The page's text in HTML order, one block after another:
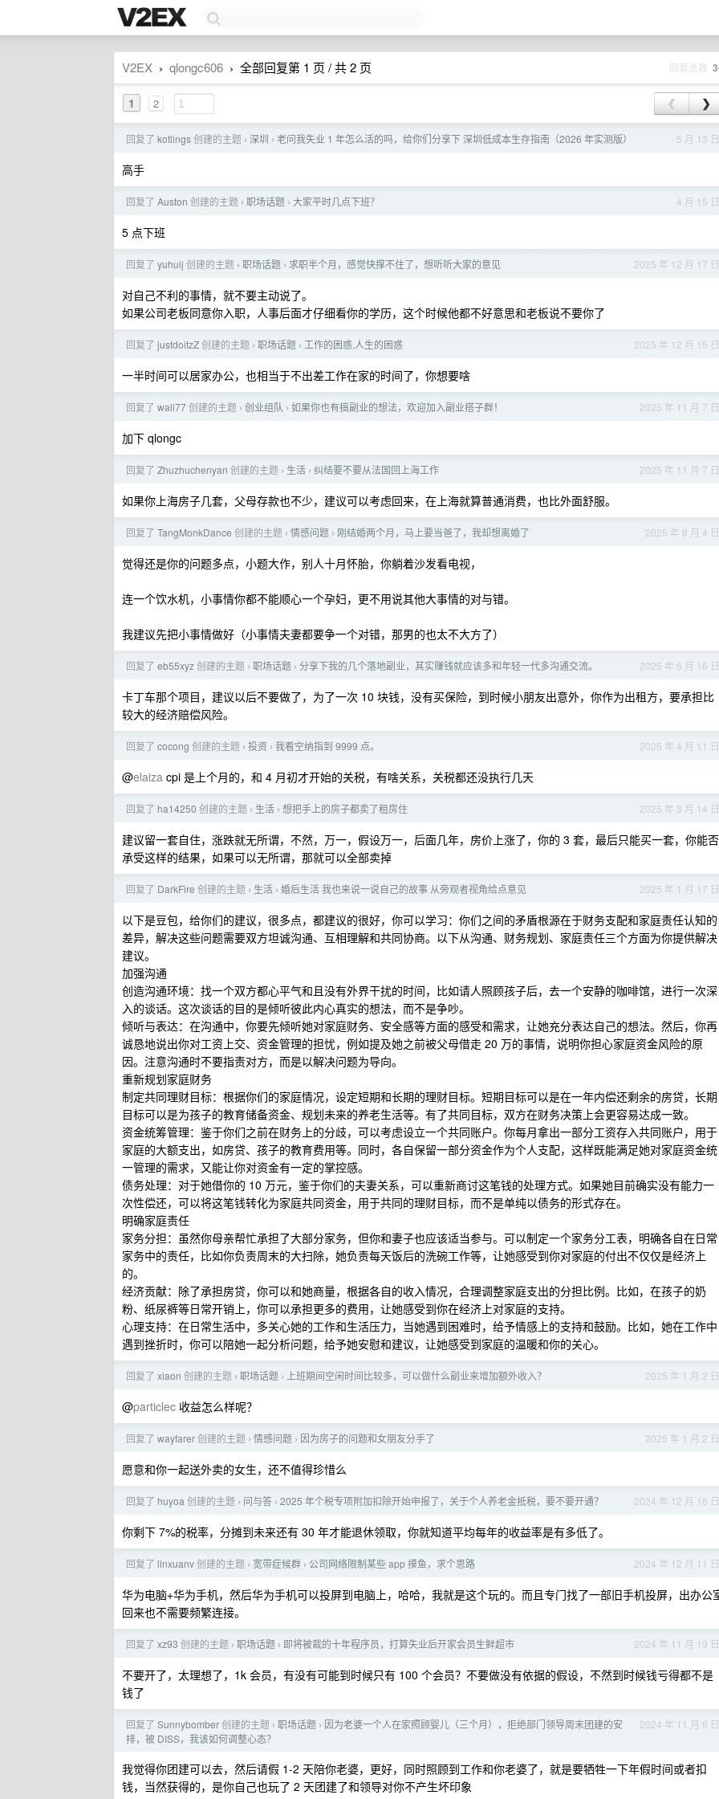
V2EX › qlongc606 › 全部回复第 1 页 / 共 2 页 回复总数
1 2 ❮ ❯
5 月 13 日
回复了 kotlings创建的主题 › 深圳 › 老问我失业 1 年怎么活的吗，给你们分享下 深圳低成本生存指南（2026 年实测版）
高手
4 月 15 日
回复了 Auston 创建的主题 › 职场话题 › 大家平时几点下班？
5 点下班
2025 年 12 月 17 日
回复了 yuhuij 创建的主题 › 职场话题 › 求职半个月，感觉快撑不住了，想听听大家的意见
对自己不利的事情，就不要主动说了。
如果公司老板同意你入职，人事后面才仔细看你的学历，这个时候他都不好意思和老板说不要你了
2025 年 12 月 15 日
回复了 justdoitzZ创建的主题 › 职场话题 › 工作的困惑,人生的困惑
一半时间可以居家办公，也相当于不出差工作在家的时间了，你想要啥
2025 年 11 月 7 日
回复了 wali77创建的主题 › 创业组队 › 如果你也有搞副业的想法，欢迎加入副业搭子群！
加下 qlongc
2025 年 11 月 7 日
回复了 Zhuzhuchenyan 创建的主题 › 生活 › 纠结要不要从法国回上海工作
如果你上海房子几套，父母存款也不少，建议可以考虑回来，在上海就算普通消费，也比外面舒服。
2025 年 8 月 4 日
回复了 TangMonkDance 创建的主题 › 情感问题 › 刚结婚两个月，马上要当爸了，我却想离婚了
觉得还是你的问题多点，小题大作，别人十月怀胎，你躺着沙发看电视，
连一个饮水机，小事情你都不能顺心一个孕妇，更不用说其他大事情的对与错。
我建议先把小事情做好（小事情夫妻都要争一个对错，那男的也太不大方了）
2025 年 6 月 16 日
回复了 eb55xyz创建的主题 › 职场话题 › 分享下我的几个落地副业，其实赚钱就应该多和年轻一代多沟通交流。
卡丁车那个项目，建议以后不要做了，为了一次 10 块钱，没有买保险，到时候小朋友出意外，你作为出租方，要承担比
较大的经济赔偿风险。
2025 年 4 月 11 日
回复了 cocong 创建的主题 › 投资 › 我看空纳指到 9999 点。
@elaiza cpi 是上个月的，和 4 月初才开始的关税，有啥关系，关税都还没执行几天
2025 年 3 月 14 日
回复了 ha14250 创建的主题 › 生活 › 想把手上的房子都卖了租房住
建议留一套自住，涨跌就无所谓，不然，万一，假设万一，后面几年，房价上涨了，你的 3 套，最后只能买一套，你能否
承受这样的结果，如果可以无所谓，那就可以全部卖掉
2025 年 1 月 17 日
回复了 DarkFire 创建的主题 › 生活 › 婚后生活 我也来说一说自己的故事 从旁观者视角给点意见
以下是豆包，给你们的建议，很多点，都建议的很好，你可以学习：你们之间的矛盾根源在于财务支配和家庭责任认知的
差异，解决这些问题需要双方坦诚沟通、互相理解和共同协商。以下从沟通、财务规划、家庭责任三个方面为你提供解决
建议。
加强沟通
创造沟通环境：找一个双方都心平气和且没有外界干扰的时间，比如请人照顾孩子后，去一个安静的咖啡馆，进行一次深
入的谈话。这次谈话的目的是倾听彼此内心真实的想法，而不是争吵。
倾听与表达：在沟通中，你要先倾听她对家庭财务、安全感等方面的感受和需求，让她充分表达自己的想法。然后，你再
诚恳地说出你对工资上交、资金管理的担忧，例如提及她之前被父母借走 20 万的事情，说明你担心家庭资金风险的原
因。注意沟通时不要指责对方，而是以解决问题为导向。
重新规划家庭财务
制定共同理财目标：根据你们的家庭情况，设定短期和长期的理财目标。短期目标可以是在一年内偿还剩余的房贷，长期
目标可以是为孩子的教育储备资金、规划未来的养老生活等。有了共同目标，双方在财务决策上会更容易达成一致。
资金统筹管理：鉴于你们之前在财务上的分歧，可以考虑设立一个共同账户。你每月拿出一部分工资存入共同账户，用于
家庭的大额支出，如房贷、孩子的教育费用等。同时，各自保留一部分资金作为个人支配，这样既能满足她对家庭资金统
一管理的需求，又能让你对资金有一定的掌控感。
债务处理：对于她借你的 10 万元，鉴于你们的夫妻关系，可以重新商讨这笔钱的处理方式。如果她目前确实没有能力一
次性偿还，可以将这笔钱转化为家庭共同资金，用于共同的理财目标，而不是单纯以债务的形式存在。
明确家庭责任
家务分担：虽然你母亲帮忙承担了大部分家务，但你和妻子也应该适当参与。可以制定一个家务分工表，明确各自在日常
家务中的责任，比如你负责周末的大扫除，她负责每天饭后的洗碗工作等，让她感受到你对家庭的付出不仅仅是经济上
的。
经济贡献：除了承担房贷，你可以和她商量，根据各自的收入情况，合理调整家庭支出的分担比例。比如，在孩子的奶
粉、纸尿裤等日常开销上，你可以承担更多的费用，让她感受到你在经济上对家庭的支持。
心理支持：在日常生活中，多关心她的工作和生活压力，当她遇到困难时，给予情感上的支持和鼓励。比如，她在工作中
遇到挫折时，你可以陪她一起分析问题，给予她安慰和建议，让她感受到家庭的温暖和你的关心。
2025 年 1 月 2 日
回复了 xiaon 创建的主题 › 职场话题 › 上班期间空闲时间比较多，可以做什么副业来增加额外收入？
@particlec 收益怎么样呢？
2025 年 1 月 2 日
回复了 wayfarer创建的主题 › 情感问题 › 因为房子的问题和女朋友分手了
愿意和你一起送外卖的女生，还不值得珍惜么
2024 年 12 月 16 日
回复了 huyoa 创建的主题 › 问与答 › 2025 年个税专项附加扣除开始申报了，关于个人养老金抵税，要不要开通？
你剩下 7%的税率，分摊到未来还有 30 年才能退休领取，你就知道平均每年的收益率是有多低了。
2024 年 12 月 11 日
回复了 linxuanv创建的主题 › 宽带症候群 › 公司网络限制某些 app 摸鱼，求个思路
华为电脑+华为手机，然后华为手机可以投屏到电脑上，哈哈，我就是这个玩的。而且专门找了一部旧手机投屏，出办公
回来也不需要频繁连接。
2024 年 11 月 19 日
回复了 xz93 创建的主题 › 职场话题 › 即将被裁的十年程序员，打算失业后开家会员生鲜超市
不要开了，太理想了，1k 会员，有没有可能到时候只有 100 个会员？不要做没有依据的假设，不然到时候钱亏得都不是
钱了
2024 年 11 月 6 日
回复了 Sunnybomber创建的主题 › 职场话题 › 因为老婆一个人在家照顾婴儿（三个月），拒绝部门领导周末团建的安
排，被 DISS，我该如何调整心态？
我觉得你团建可以去，然后请假 1-2 天陪你老婆，更好，同时照顾到工作和你老婆了，就是要牺牲一下年假时间或者扣
钱，当然获得的，是你自己也玩了 2 天团建了和领导对你不产生坏印象